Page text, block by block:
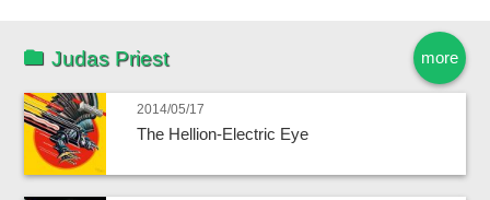
more
Judas Priest
2014/05/17
The Hellion-Electric Eye